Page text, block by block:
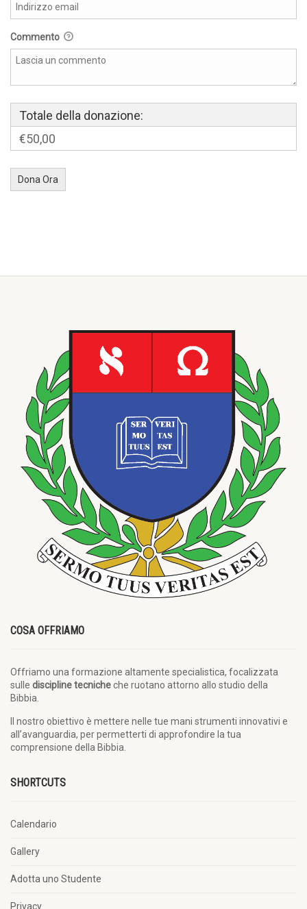
Commento
Totale della donazione:
€50,00
COSA OFFRIAMO
Offriamo una formazione altamente specialistica, focalizzata
sulle discipline tecnicheche ruotano attorno allo studio della
Bibbia.
Il nostro obiettivo è mettere nelle tue mani strumenti innovativi e
all’avanguardia, per permetterti di approfondire la tua
comprensione della Bibbia.
SHORTCUTS
Calendario
Gallery
Adotta uno Studente
Privacy